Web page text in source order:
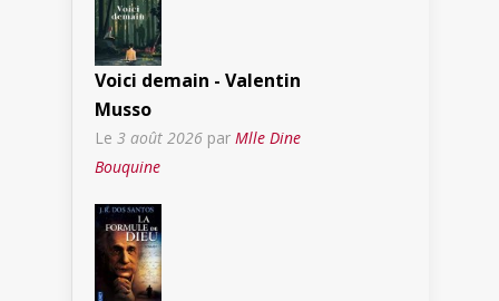
Voici demain - Valentin
Musso
Le 3 août 2026 par Mlle Dine
Bouquine